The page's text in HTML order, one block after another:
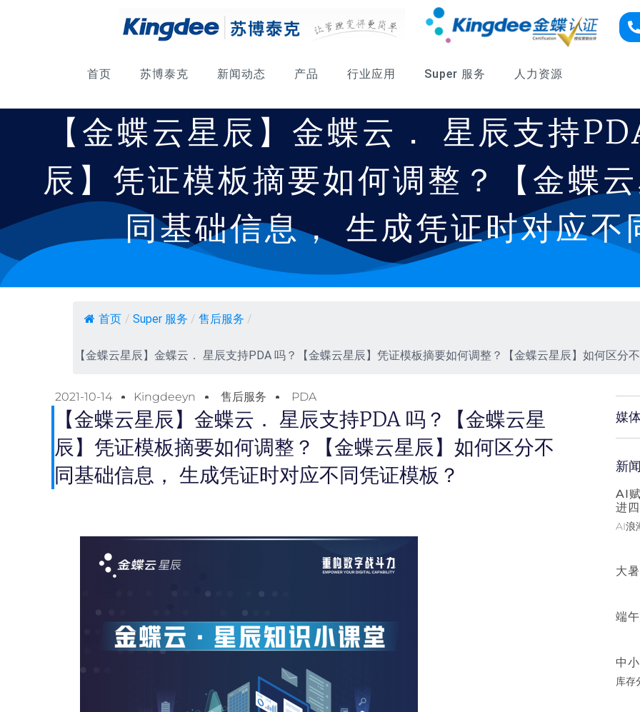
首页 苏博泰克 新闻动态 产品 行业应用 Super 服务 人力资源
【金蝶云星辰】金蝶云． 星辰支持
辰】凭证模板摘要如何调整？【金蝶
同基础信息， 生成凭证时对应不
首页 / Super 服务 / 售后服务 /
【金蝶云星辰】金蝶云． 星辰支持PDA 吗？【金蝶云星辰】凭证模板摘要如何调整？【金蝶云星辰】如何区分
2021-10-14 Kingdeeyn 售后服务 PDA
【金蝶云星辰】金蝶云． 星辰支持PDA 吗？【金蝶云星
辰】凭证模板摘要如何调整？【金蝶云星辰】如何区分不
同基础信息， 生成凭证时对应不同凭证模板？
媒
新
AI
进
AI浪
大
端
中
库存